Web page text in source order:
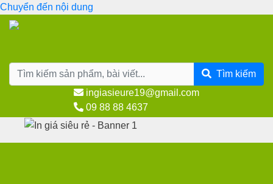
Chuyển đến nội dung
Tìm kiếm
ingiasieure19@gmail.com
09 88 88 4637